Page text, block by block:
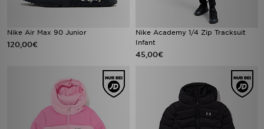
Nike Air Max 90 Junior
120,00€
Nike Academy 1/4 Zip Tracksuit
Infant
45,00€